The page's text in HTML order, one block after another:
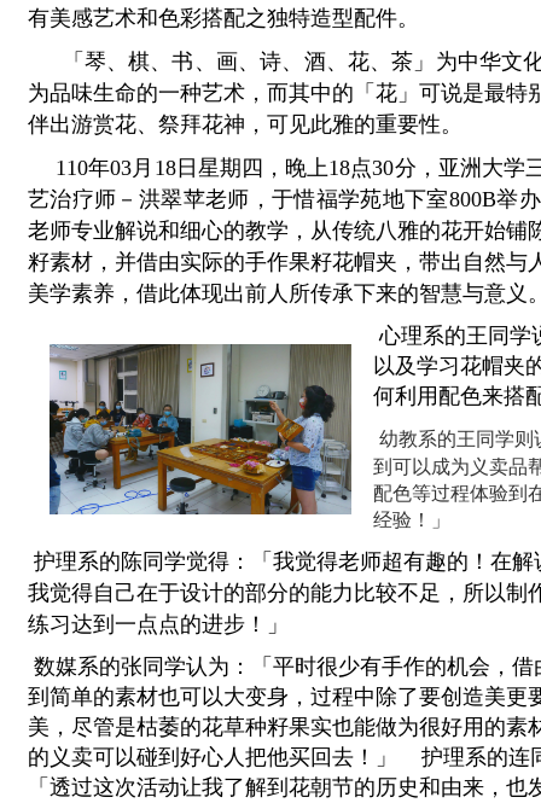
有美感艺术和色彩搭配之独特造型配件。
「琴、棋、书、画、诗、酒、花、茶」为中华
为品味生命的一种艺术，而其中的「花」可说是最
伴出游赏花、祭拜花神，可见此雅的重要性。
110年03月18日星期四，晚上18点30分，亚洲大
艺治疗师－洪翠苹老师，于惜福学苑地下室800B举
老师专业解说和细心的教学，从传统八雅的花开始铺
籽素材，并借由实际的手作果籽花帽夹，带出自然与
美学素养，借此体现出前人所传承下来的智慧与意义
心理系的王同学说：「从中了解二月花朝节的历史背景与文化，
以及学习花帽夹
何利用配色来搭
幼教系的王同学则
到可以成为义卖品
配色等过程体验到
经验！」
我觉得自己在于设计的部分的能力比较不足，所以
练习达到一点点的进步！」
数媒系的张同学认为 ：「平时很少有手作的机会，
到简单的素材也可以大变身，过程中除了要创造美更
美，尽管是枯萎的花草种籽果实也能做为很好用的素
的义卖可以碰到好心人把他买回去！」
护理系的连
「透过这次活动让我了解到花朝节的历史和由来，也